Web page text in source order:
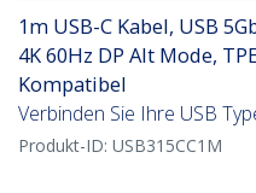
1m USB-C Kabel, USB
4K 60Hz DP Alt Mode,
Kompatibel
Verbinden Sie Ihre USB
Produkt-ID: USB315CC1M